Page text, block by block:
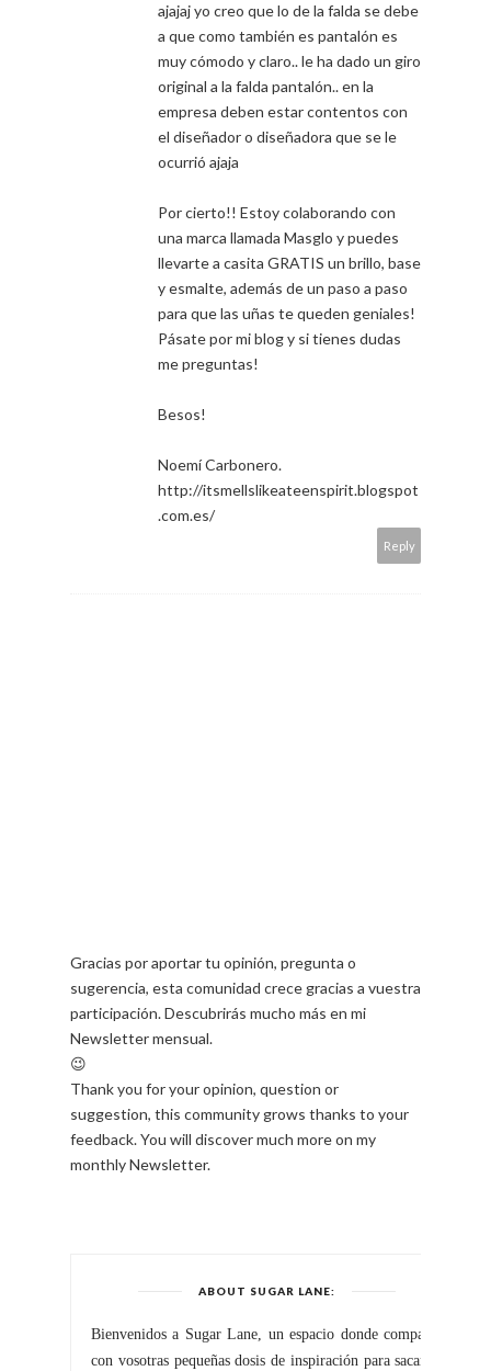
ajajaj yo creo que lo de la falda se debe
a que como también es pantalón es
muy cómodo y claro.. le ha dado un giro
original a la falda pantalón.. en la
empresa deben estar contentos con
el diseñador o diseñadora que se le
ocurrió ajaja
Por cierto!! Estoy colaborando con
una marca llamada Masglo y puedes
llevarte a casita GRATIS un brillo, base
y esmalte, además de un paso a paso
para que las uñas te queden geniales!
Pásate por mi blog y si tienes dudas
me preguntas!
Besos!
Noemí Carbonero.
http://itsmellslikeateenspirit.blogspot
.com.es/
Reply
Gracias por aportar tu opinión, pregunta o
sugerencia, esta comunidad crece gracias a vuestra
participación. Descubrirás mucho más en mi
Newsletter mensual.
😉
Thank you for your opinion, question or
suggestion, this community grows thanks to your
feedback. You will discover much more on my
monthly Newsletter.
ABOUT SUGAR LANE:
Bienvenidos a Sugar Lane, un espacio donde comparto
con vosotras pequeñas dosis de inspiración para sacar el